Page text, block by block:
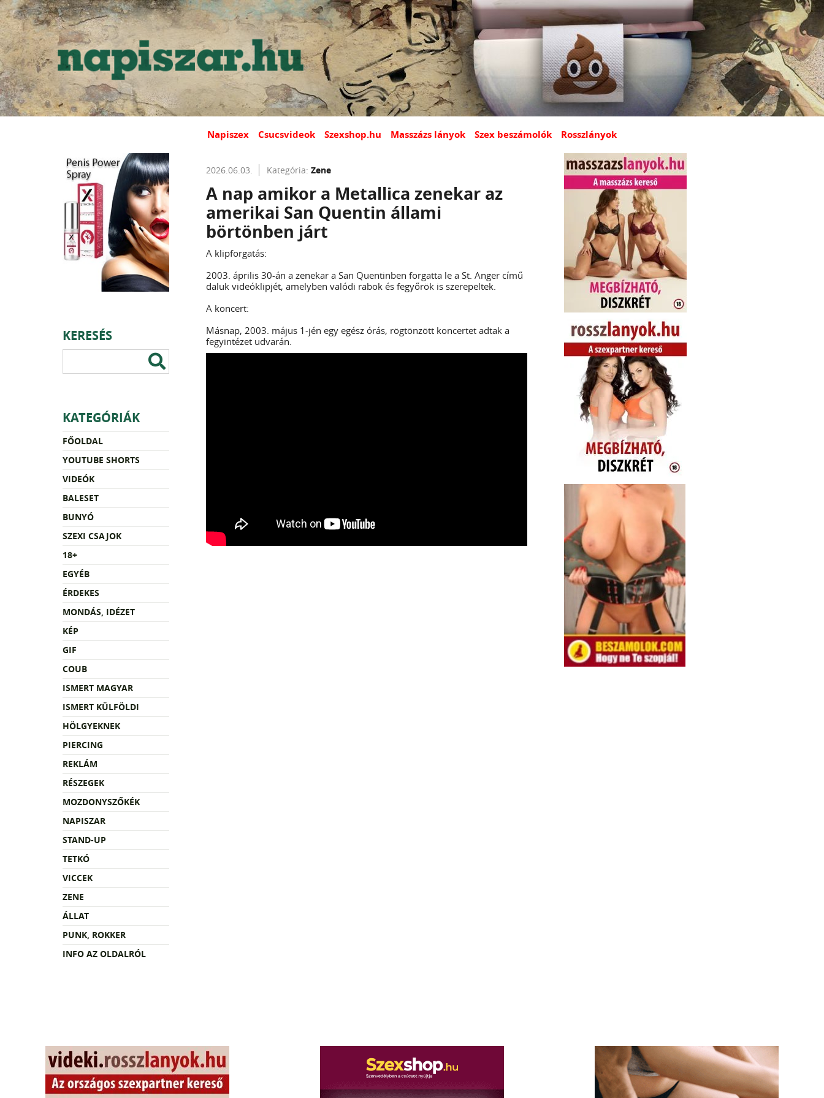
Napiszex Csucsvideok Szexshop.hu Masszázs lányok Szex beszámolók Rosszlányok
KERESÉS
KATEGÓRIÁK
FŐOLDAL
YOUTUBE SHORTS
VIDEÓK
BALESET
BUNYÓ
SZEXI CSAJOK
18+
EGYÉB
ÉRDEKES
MONDÁS, IDÉZET
KÉP
GIF
COUB
ISMERT MAGYAR
ISMERT KÜLFÖLDI
HÖLGYEKNEK
PIERCING
REKLÁM
RÉSZEGEK
MOZDONYSZŐKÉK
NAPISZAR
STAND-UP
TETKÓ
VICCEK
ZENE
ÁLLAT
PUNK, ROKKER
INFO AZ OLDALRÓL
2026.06.03. Kategória: Zene
A nap amikor a Metallica zenekar az
amerikai San Quentin állami
börtönben járt
A klipforgatás:
2003. április 30-án a zenekar a San Quentinben forgatta le a St. Anger című
daluk videóklipjét, amelyben valódi rabok és fegyőrök is szerepeltek.
A koncert:
Másnap, 2003. május 1-jén egy egész órás, rögtönzött koncertet adtak a
fegyintézet udvarán.